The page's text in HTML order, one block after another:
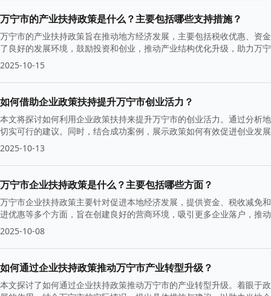
万宁市的产业扶持政策是什么？主要包括哪些支持措施？
万宁市的产业扶持政策旨在推动地方经济发展，主要包括税收优惠、资
了良好的发展环境，鼓励投资和创业，推动产业结构优化升级，助力万
2025-10-15
如何借助企业政策扶持提升万宁市创业活力？
本文将探讨如何利用企业政策扶持来提升万宁市的创业活力。通过分析
切实可行的建议。同时，结合成功案例，展示政策如何有效促进创业发
2025-10-13
万宁市企业扶持政策是什么？主要包括哪些方面？
万宁市企业扶持政策主要针对促进本地经济发展，提供资金、税收减免
进优惠等多个方面，旨在创建良好的营商环境，吸引更多企业落户，推
2025-10-08
如何通过企业扶持政策推动万宁市产业转型升级？
本文探讨了如何通过企业扶持政策推动万宁市的产业转型升级。着眼于